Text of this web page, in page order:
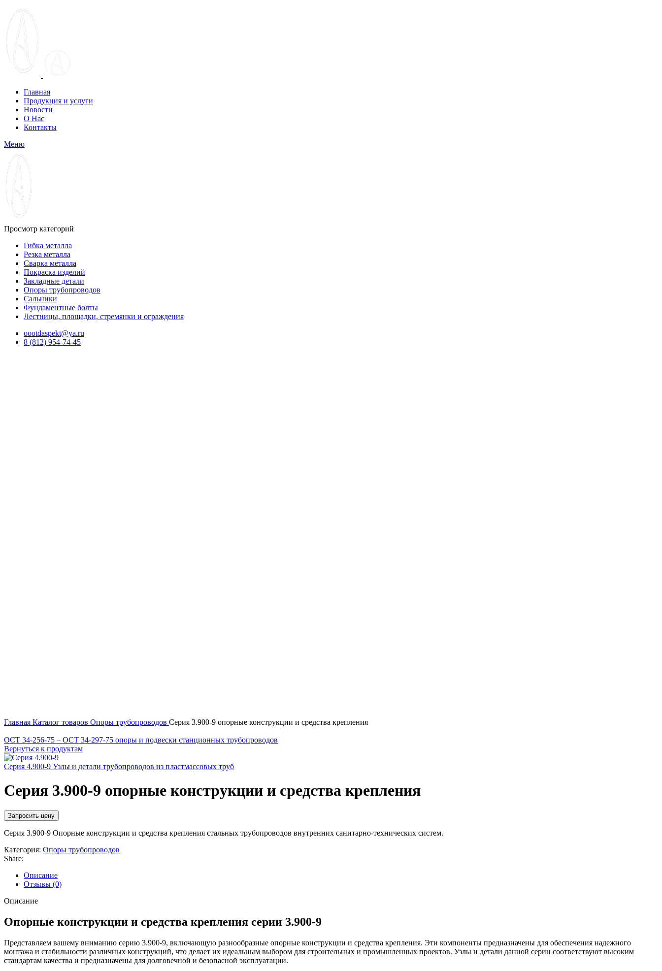
Главная
Продукция и услуги
Новости
О Нас
Контакты
Меню
Просмотр категорий
Гибка металла
Резка металла
Сварка металла
Покраска изделий
Закладные детали
Опоры трубопроводов
Сальники
Фундаментные болты
Лестницы, площадки, стремянки и ограждения
oootdaspekt@ya.ru
8 (812) 954-74-45
Главная Каталог товаров Опоры трубопроводов Серия 3.900-9 опорные конструкции и средства крепления
ОСТ 34-256-75 – ОСТ 34-297-75 опоры и подвески станционных трубопроводов
Вернуться к продуктам
Серия 4.900-9 Узлы и детали трубопроводов из пластмассовых труб
Серия 3.900-9 опорные конструкции и средства крепления
Запросить цену
Серия 3.900-9 Опорные конструкции и средства крепления стальных трубопроводов внутренних санитарно-технических систем.
Категория: Опоры трубопроводов
Share:
Описание
Отзывы (0)
Описание
Опорные конструкции и средства крепления серии 3.900-9
Представляем вашему вниманию серию 3.900-9, включающую разнообразные опорные конструкции и средства крепления. Эти компоненты предназначены для обеспечения надежного
монтажа и стабильности различных конструкций, что делает их идеальным выбором для строительных и промышленных проектов. Узлы и детали данной серии соответствуют высоким
стандартам качества и предназначены для долговечной и безопасной эксплуатации.